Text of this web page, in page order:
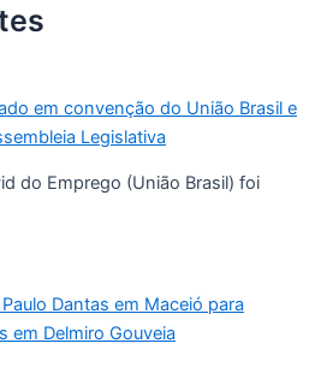
em convenção do União Brasil e
Legislativa
do Emprego (União Brasil) foi
Dantas em Maceió para
em Delmiro Gouveia